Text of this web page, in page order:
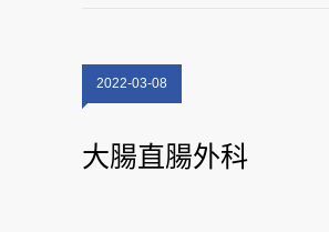
2022-03-08
大腸直腸外科